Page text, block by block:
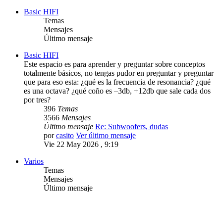
Basic HIFI
Temas
Mensajes
Último mensaje
Basic HIFI
Este espacio es para aprender y preguntar sobre conceptos
totalmente básicos, no tengas pudor en preguntar y preguntar
que para eso esta: ¿qué es la frecuencia de resonancia? ¿qué
es una octava? ¿qué coño es –3db, +12db que sale cada dos
por tres?
396 Temas
3566 Mensajes
Último mensaje Re: Subwoofers, dudas
porcasito Ver último mensaje
Vie 22 May 2026 , 9:19
Varios
Temas
Mensajes
Último mensaje